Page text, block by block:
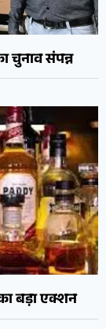
चुनाव संपन्न
बड़ा एक्शन